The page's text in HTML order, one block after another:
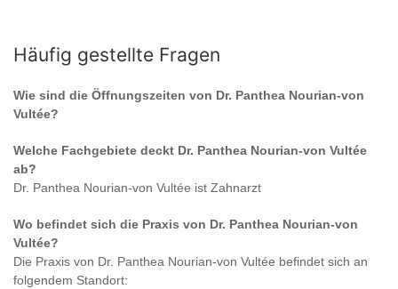
Häufig gestellte Fragen
Wie sind die Öffnungszeiten von Dr. Panthea Nourian-von
Vultée?
Welche Fachgebiete deckt Dr. Panthea Nourian-von Vultée
ab?
Dr. Panthea Nourian-von Vultée ist Zahnarzt
Wo befindet sich die Praxis von Dr. Panthea Nourian-von
Vultée?
Die Praxis von Dr. Panthea Nourian-von Vultée befindet sich an
folgendem Standort: